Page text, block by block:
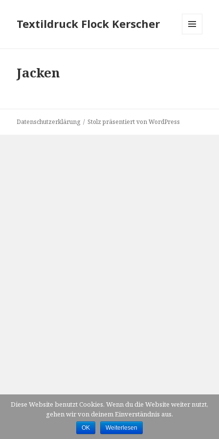
Textildruck Flock Kerscher
Jacken
Datenschutzerklärung Stolz präsentiert von WordPress
Diese Website benutzt Cookies. Wenn du die Website weiter nutzt,
gehen wir von deinem Einverständnis aus.
OK Weiterlesen